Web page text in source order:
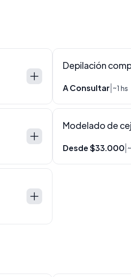
Depilación
A Consultar ~1 hs
Modelado de
Desde $33.000